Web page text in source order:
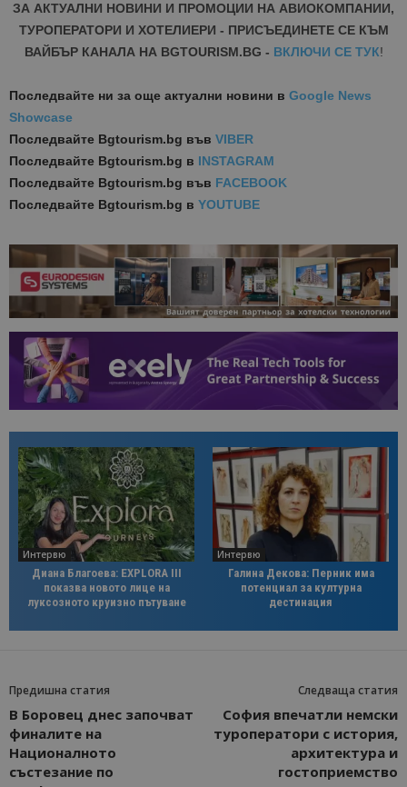
ЗА АКТУАЛНИ НОВИНИ И ПРОМОЦИИ НА АВИОКОМПАНИИ,
ТУРОПЕРАТОРИ И ХОТЕЛИЕРИ - ПРИСЪЕДИНЕТЕ СЕ КЪМ
ВАЙБЪР КАНАЛА НА BGTOURISM.BG - ВКЛЮЧИ СЕ ТУК!
Последвайте ни за още актуални новини в Google News
Showcase
Последвайте Bgtourism.bg във VIBER
Последвайте Bgtourism.bg в INSTAGRAM
Последвайте Bgtourism.bg във FACEBOOK
Последвайте Bgtourism.bg в YOUTUBE
Интервю
Диана Благоева: EXPLORA III
показва новото лице на
луксозното круизно пътуване
Интервю
Галина Декова: Перник има
потенциал за културна
дестинация
Предишна статия
В Боровец днес започват
финалите на
Националното
състезание по
Следваща статия
София впечатли немски
туроператори с история,
архитектура и
гостоприемство